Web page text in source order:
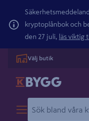
kryptoplånbok och
den 27 juli, läs viktig
Välj butik